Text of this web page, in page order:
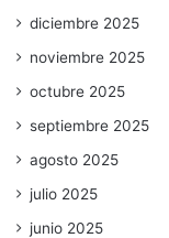
diciembre 2025
noviembre 2025
octubre 2025
septiembre 2025
agosto 2025
julio 2025
junio 2025